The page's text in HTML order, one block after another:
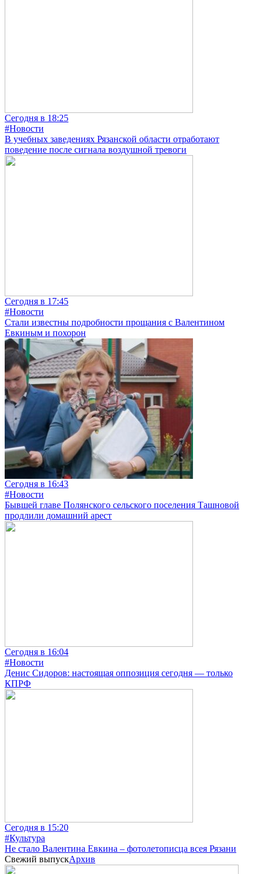
Сегодня в 18:25
#Новости
В учебных заведениях Рязанской области отработают
поведение после сигнала воздушной тревоги
Сегодня в 17:45
#Новости
Стали известны подробности прощания с Валентином
Евкиным и похорон
Сегодня в 16:43
#Новости
Бывшей главе Полянского сельского поселения Ташновой
продлили домашний арест
Сегодня в 16:04
#Новости
Денис Сидоров: настоящая оппозиция сегодня — только
КПРФ
Сегодня в 15:20
#Культура
Не стало Валентина Евкина – фотолетописца всея Рязани
Свежий выпускАрхив